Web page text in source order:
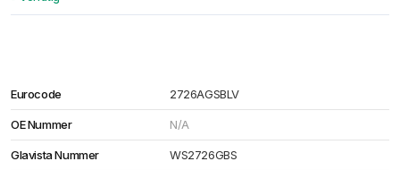
Eurocode 2726AGSBLV
OE Nummer N/A
Glavista Nummer WS2726GBS